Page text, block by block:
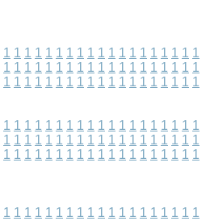
1 1 1 1 1 1 1 1 1 1 1 1 1 1 1 1 1 1 1
1 1 1 1 1 1 1 1 1 1 1 1 1 1 1 1 1 1 1
1 1 1 1 1 1 1 1 1 1 1 1 1 1 1 1 1 1 1
1 1 1 1 1 1 1 1 1 1 1 1 1 1 1 1 1 1 1
1 1 1 1 1 1 1 1 1 1 1 1 1 1 1 1 1 1 1
1 1 1 1 1 1 1 1 1 1 1 1 1 1 1 1 1 1 1
1 1 1 1 1 1 1 1 1 1 1 1 1 1 1 1 1 1 1